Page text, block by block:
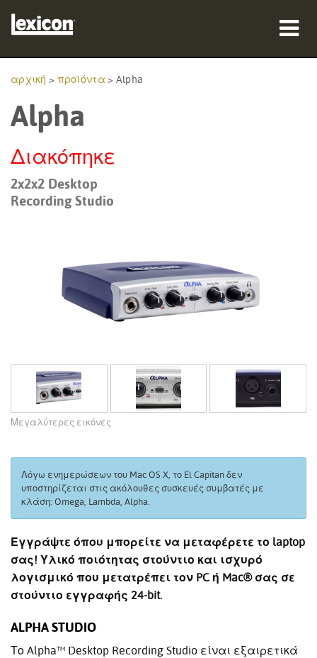
προϊόντα
πού να αγοράσετε
Μελέτες περίπτωσης
εκπαίδευση
Γλώσσα/Περιοχή
αρχική > προϊόντα > Alpha
Alpha
Διακόπηκε
2x2x2 Desktop
Recording Studio
Μεγαλύτερες εικόνες
Λόγω ενημερώσεων του Mac OS X, το El Capitan δεν
υποστηρίζεται στις ακόλουθες συσκευές συμβατές με
κλάση: Omega, Lambda, Alpha.
Εγγράψτε όπου μπορείτε να μεταφέρετε το laptop
σας! Υλικό ποιότητας στούντιο και ισχυρό
λογισμικό που μετατρέπει τον PC ή Mac® σας σε
στούντιο εγγραφής 24-bit.
ALPHA STUDIO
Το Alpha™ Desktop Recording Studio είναι εξαιρετικά